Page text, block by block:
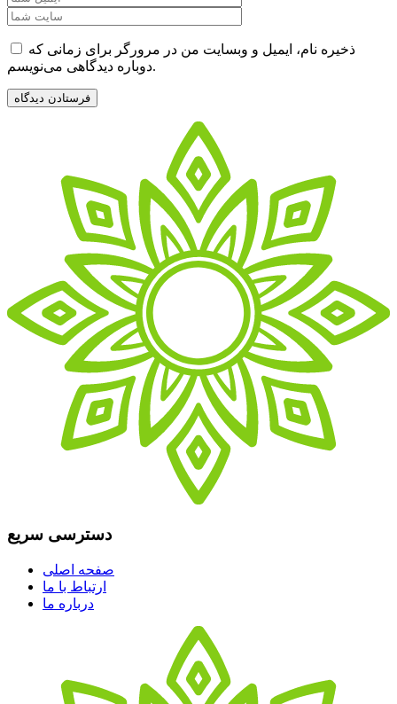
ذخیره نام، ایمیل و وبسایت من در مرورگر برای زمانی که
دوباره دیدگاهی می‌نویسم.
دسترسی سریع
صفحه اصلی
ارتباط با ما
درباره ما